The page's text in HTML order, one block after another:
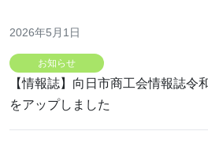
2026年5月1日
お知らせ
【情報誌】向日市商工会情報誌令
をアップしました